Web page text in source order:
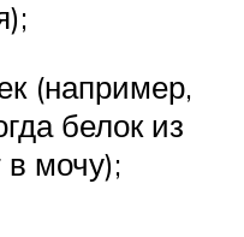
(например,
белок из
в мочу);